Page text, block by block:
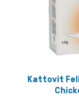
Kattovit